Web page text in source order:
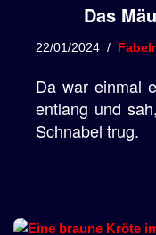
Das
22/01/2024
Da war einmal
entlang und
Schnabel trug.